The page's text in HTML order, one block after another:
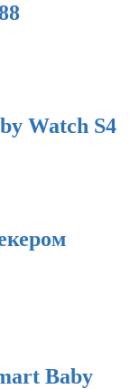
Watch S4
Baby